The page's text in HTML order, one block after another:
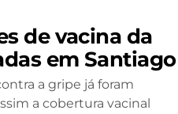
de vacina da
em Santiago
a gripe já foram
a cobertura vacinal